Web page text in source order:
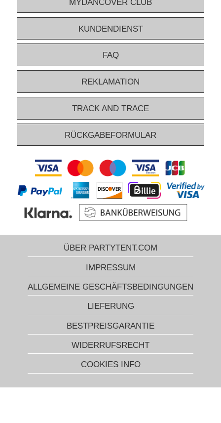
MYDANCOVER CLUB
KUNDENDIENST
FAQ
REKLAMATION
TRACK AND TRACE
RÜCKGABEFORMULAR
ÜBER PARTYTENT.COM
IMPRESSUM
ALLGEMEINE GESCHÄFTSBEDINGUNGEN
LIEFERUNG
BESTPREISGARANTIE
WIDERRUFSRECHT
COOKIES INFO